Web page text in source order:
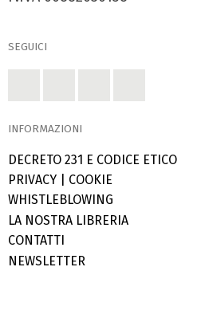
SEGUICI
INFORMAZIONI
DECRETO 231 E CODICE ETICO
PRIVACY
COOKIE
WHISTLEBLOWING
LA NOSTRA LIBRERIA
CONTATTI
NEWSLETTER